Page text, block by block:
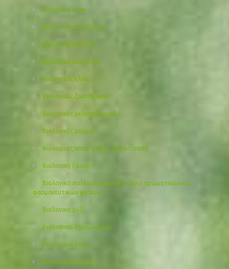
Βιολογικά σνακ
Βιολογικά σπορόφυτα
Βιολογικά φρούτα
Βιολογικά ωμά σνακ
Βιολογικές ελιές
Βιολογικές ζωοτροφές
Βιολογικές μελισσοτροφές
Βιολογικές μπύρες
Βιολογικές υπερτροφές (superfoods)
Βιολογική ζάχαρη
Βιολογικό πολλαπλασιαστικό υλικό αρωματικών και
φαρμακευτικών φυτών
Βιολογικό ρύζι
Βιολογικοί ξηροί καρποί
Βιολογικοί οίνοι
Βιολογικοί σπόροι